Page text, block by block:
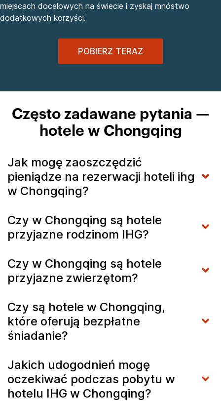
miejscach docelowych na świecie i zyskaj mnóstwo
dodatkowych korzyści.
POBIERZ TERAZ
Często zadawane pytania —
hotele w Chongqing
Jak mogę zaoszczędzić
pieniądze na rezerwacji hoteli ihg
w Chongqing?
Czy w Chongqing są hotele
przyjazne rodzinom IHG?
Czy w Chongqing są hotele
przyjazne zwierzętom?
Czy są hotele w Chongqing,
które oferują bezpłatne
śniadanie?
Jakich udogodnień mogę
oczekiwać podczas pobytu w
hotelu IHG w Chongqing?